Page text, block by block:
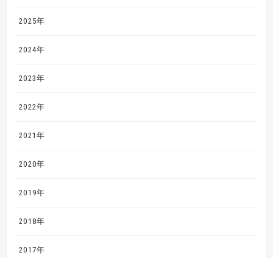
2025年
2024年
2023年
2022年
2021年
2020年
2019年
2018年
2017年